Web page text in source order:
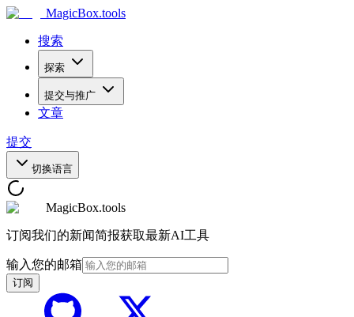
MagicBox.tools
搜索
探索
提交与推广
文章
提交
切换语言
MagicBox.tools
订阅我们的新闻简报获取最新AI工具
输入您的邮箱
订阅